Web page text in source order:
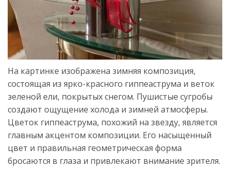
На картинке изображена зимняя композиция,
состоящая из ярко-красного гиппеаструма и веток
зеленой ели, покрытых снегом. Пушистые сугробы
создают ощущение холода и зимней атмосферы.
Цветок гиппеаструма, похожий на звезду, является
главным акцентом композиции. Его насыщенный
цвет и правильная геометрическая форма
бросаются в глаза и привлекают внимание зрителя.